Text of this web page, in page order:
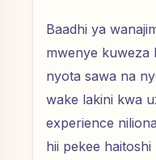
Baadhi ya
mwenye kuweza
nyota sawa na
wake lakini kwa
experience
hii pekee